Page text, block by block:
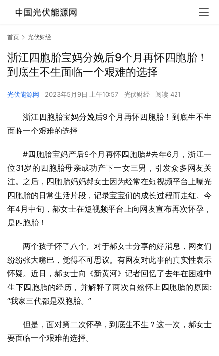
首页 光伏财经
浙江四胞胎宝妈分娩后9个月再怀四胞胎！
到底生不生面临一个艰难的选择
光伏能源网 2023年5月9日 上午10:57 光伏财经 阅读 421
浙江四胞胎宝妈分娩后9个月再怀四胞胎！到底生不生
面临一个艰难的选择
#四胞胎宝妈产后9个月再怀四胞胎#去年6月，浙江一
位31岁的四胞胎母亲成功产下一女三男，引发众多网友关
注。之后，四胞胎妈妈郝女士因为经常在短视频平台上曝光
四胞胎的日常生活片段，记录宝宝们的成长过程而走红。今
年4月中旬，郝女士在短视频平台上向网友宣布再次怀孕，
是四胞胎！
两个孩子怀了八个。对于郝女士分享的好消息，网友们
纷纷张大嘴巴，觉得不可思议。有网友对此事的真实性表示
怀疑。近日，郝女士向《新黄河》记者回忆了去年在困难中
生下四胞胎的经历，并解释了两次自然怀上四胞胎的原因:
“我家三代都是双胞胎。”
但是，面对第二次怀孕，到底生不生？这一次，郝女士
要面临一个艰难的选择。